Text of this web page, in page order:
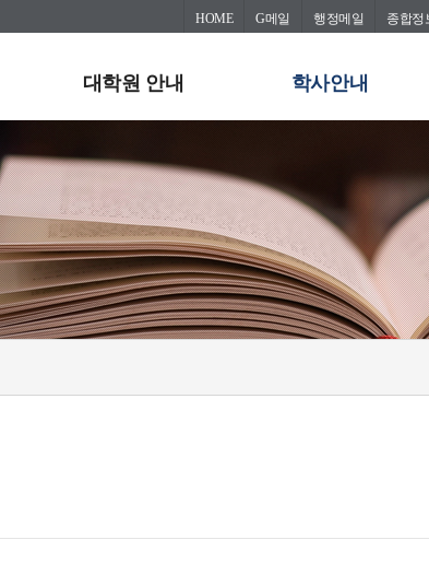
HOME G메일 행정메일 종합정
대학원 안내 학사안내